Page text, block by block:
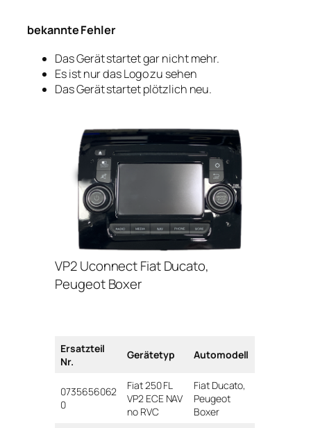
bekannte Fehler
Das Gerät startet gar nicht mehr.
Es ist nur das Logo zu sehen
Das Gerät startet plötzlich neu.
VP2 Uconnect Fiat Ducato,
Peugeot Boxer
Ersatzteil
Nr.
Gerätetyp Automodell
0735656062
0
Fiat 250 FL
VP2 ECE NAV
no RVC
Fiat Ducato,
Peugeot
Boxer